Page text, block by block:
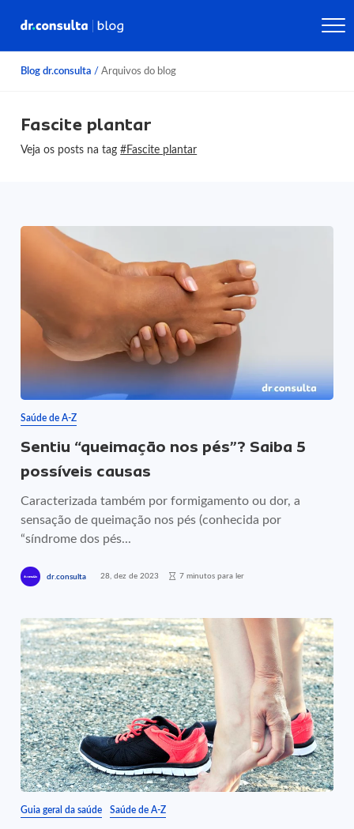
Blog dr.consulta / Arquivos do blog
Fascite plantar
Veja os posts na tag#Fascite plantar
Saúde de A-Z
Sentiu “queimação nos pés”? Saiba 5
possíveis causas
Caracterizada também por formigamento ou dor, a
sensação de queimação nos pés (conhecida por
“síndrome dos pés...
dr.consulta 28, dez de 2023 7 minutos para ler
Guia geral da saúde Saúde de A-Z